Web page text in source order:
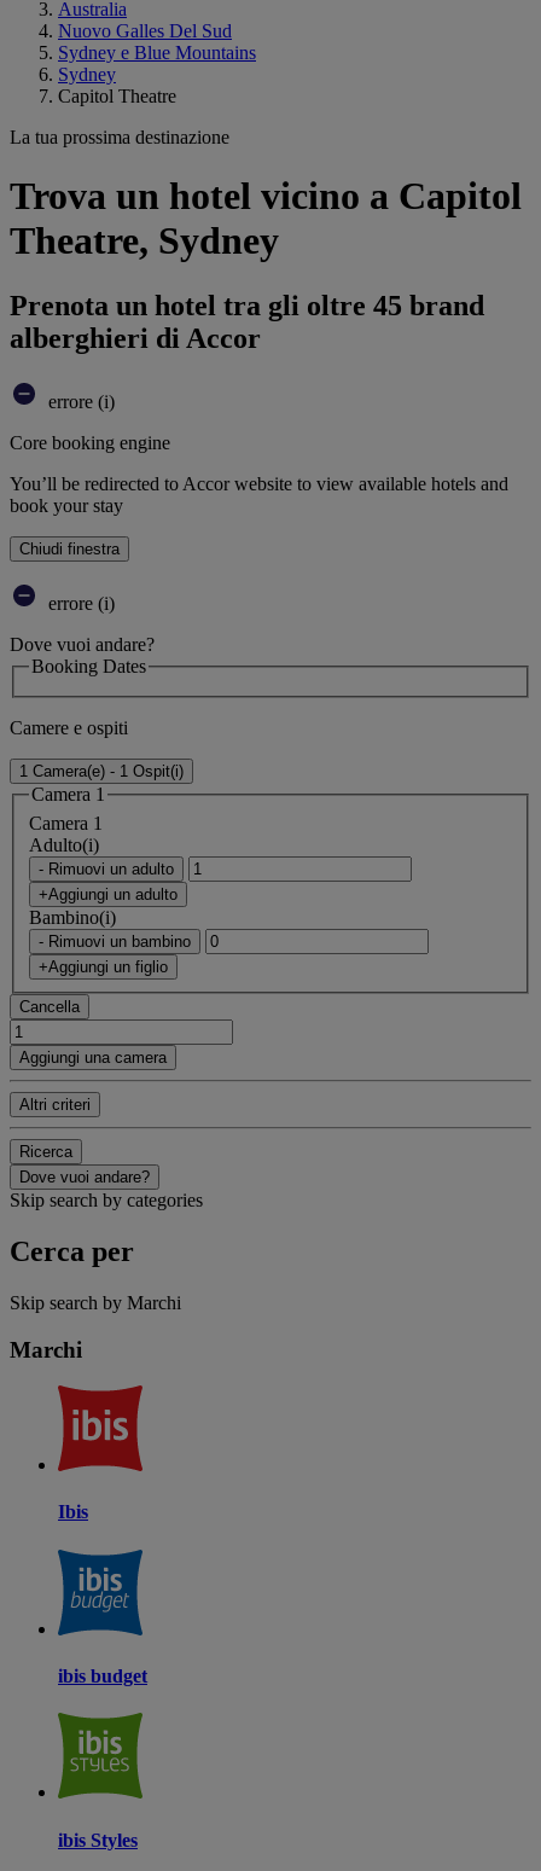
Australia
Nuovo Galles Del Sud
Sydney e Blue Mountains
Sydney
Capitol Theatre
La tua prossima destinazione
Trova un hotel vicino a Capitol
Theatre, Sydney
Prenota un hotel tra gli oltre 45 brand
alberghieri di Accor
errore (i)
Core booking engine
You’ll be redirected to Accor website to view available hotels and
book your stay
Chiudi finestra
errore (i)
Dove vuoi andare?
Booking Dates
Camere e ospiti
1 Camera(e) - 1 Ospit(i)
Camera 1
Camera 1
Adulto(i)
- Rimuovi un adulto
+Aggiungi un adulto
Bambino(i)
- Rimuovi un bambino
+Aggiungi un figlio
Cancella
Aggiungi una camera
Altri criteri
Ricerca
Dove vuoi andare?
Skip search by categories
Cerca per
Skip search by Marchi
Marchi
Ibis
ibis budget
ibis Styles